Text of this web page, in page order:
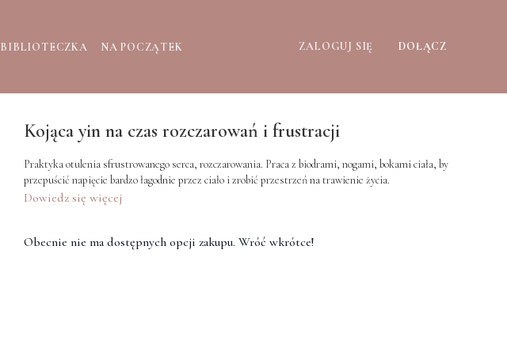
BIBLIOTECZKA NA POCZĄTEK ZALOGUJ SIĘ DOŁĄCZ
Kojąca yin na czas rozczarowań i frustracji
Praktyka otulenia sfrustrowanego serca, rozczarowania. Praca z biodrami, nogami, bokami ciała, by
przepuścić napięcie bardzo łagodnie przez ciało i zrobić przestrzeń na trawienie życia.
Dowiedz się więcej
Obecnie nie ma dostępnych opcji zakupu. Wróć wkrótce!